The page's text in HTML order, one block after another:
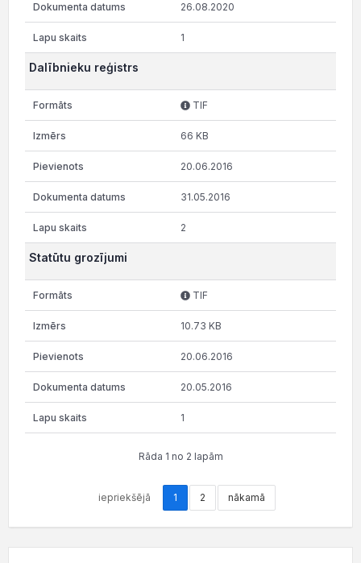
26.08.2020
1
Dalībnieku reģistrs
TIF
66 KB
20.06.2016
31.05.2016
2
Statūtu grozījumi
TIF
10.73 KB
20.06.2016
20.05.2016
1
Rāda 1 no 2 lapām
iepriekšējā 1 2 nākamā